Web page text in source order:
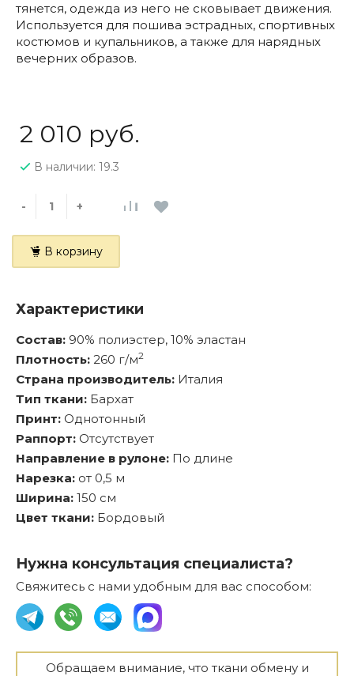
тянется, одежда из него не сковывает движения.
Используется для пошива эстрадных, спортивных
костюмов и купальников, а также для нарядных
вечерних образов.
2 010 руб.
В наличии: 19.3
- +
В корзину
Характеристики
Состав: 90% полиэстер, 10% эластан
Плотность: 260 г/м2
Страна производитель: Италия
Тип ткани: Бархат
Принт: Однотонный
Раппорт: Отсутствует
Направление в рулоне: По длине
Нарезка: от 0,5 м
Ширина: 150 см
Цвет ткани: Бордовый
Нужна консультация специалиста?
Свяжитесь с нами удобным для вас способом:
Обращаем внимание, что ткани обмену и